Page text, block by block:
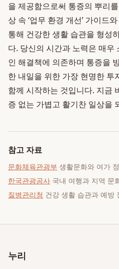
을 제공함으로써 통증의 뿌리
상 속 ‘업무 환경 개선’ 가이드
통해 건강한 생활 습관을 형성
다. 당신의 시간과 노력은 매우
인 해결책에 의존하며 통증을
한 내일을 위한 가장 현명한 투
함께 시작하는 것입니다. 지금
증 없는 가볍고 활기찬 일상을
참고 자료
문화체육관광부 생활문화와 여가
한국관광공사 국내 여행과 지역 문
질병관리청 건강 생활 습관과 예방
누리